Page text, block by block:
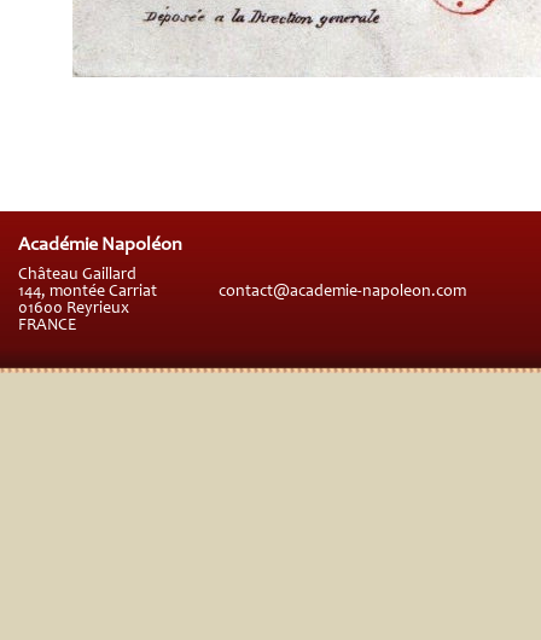
Académie Napoléon
Château Gaillard
144, montée Carriat
01600 Reyrieux
FRANCE
contact@academie-napoleon.com